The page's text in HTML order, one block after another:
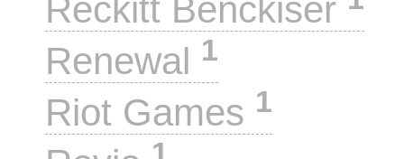
Reckitt Benckiser
Renewal 1
Riot Games 1